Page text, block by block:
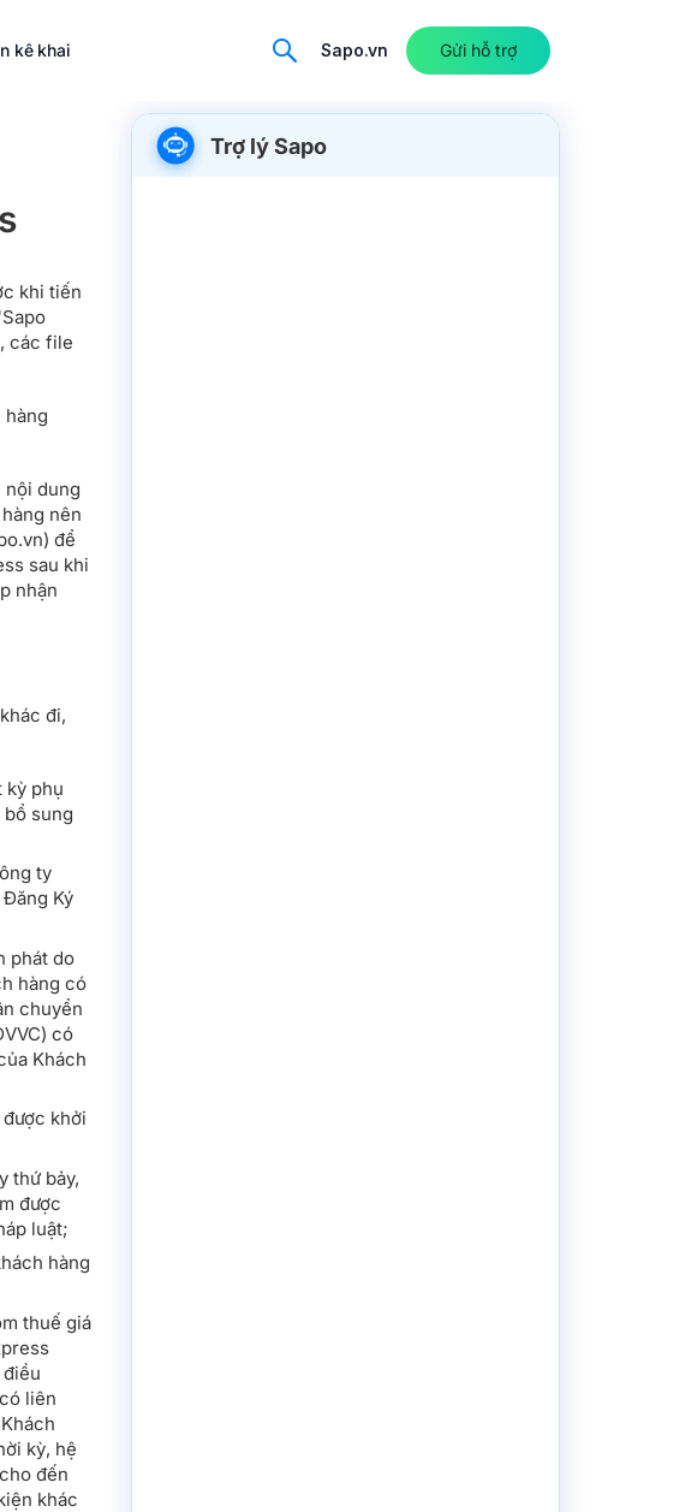
kê khai Sapo.vn Gửi hỗ trợ
khi tiến
các file
hàng
nội dung
nên
để
sau khi
nhận
đi,
kỳ phụ
sung
ty
Ký
phát do
hàng có
chuyển
có
Khách
khởi
thứ bảy,
được
luật;
hàng
thuế giá
liên
kỳ, hệ
đến
khác
Trợ lý Sapo